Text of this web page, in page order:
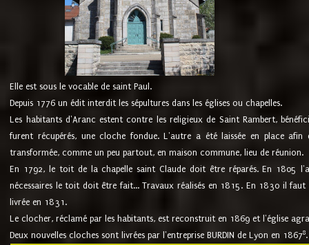
Elle est sous le vocable de saint Paul.
Depuis 1776 un édit interdit les sépultures dans les églises ou chapelles.
Les habitants d'Aranc estent contre les religieux de Saint Rambert,
furent récupérés, une cloche fondue. L'autre a été laissée en place
transformée, comme un peu partout, en maison commune, lieu de réunion.
En 1792, le toit de la chapelle saint Claude doit être réparés. En 1805
nécessaires le toit doit être fait... Travaux réalisés en 1815. En 1830 il
livrée en 1831.
Le clocher, réclamé par les habitants, est reconstruit en 1869 et l'église
Deux nouvelles cloches sont livrées par l'entreprise BURDIN de Lyon en 18678.